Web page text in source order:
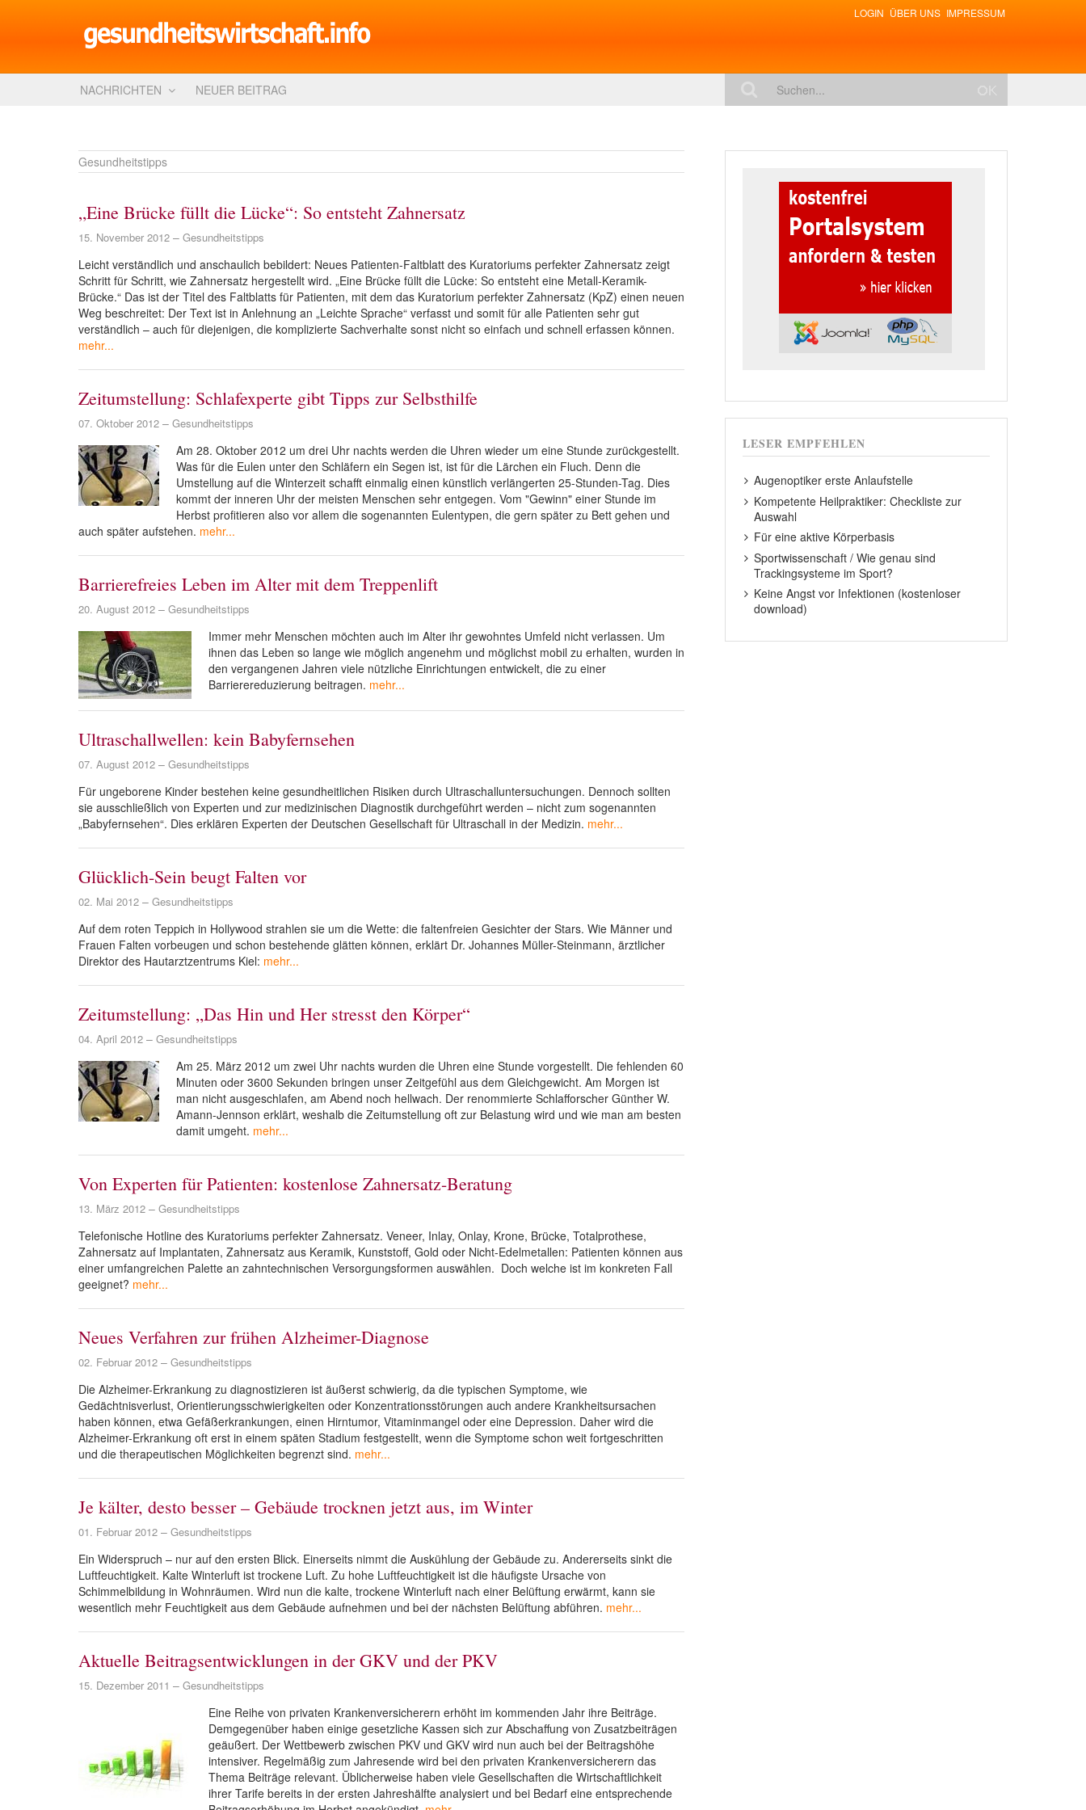
LOGIN ÜBER UNS IMPRESSUM
NACHRICHTEN NEUER BEITRAG
Gesundheitstipps
„Eine Brücke füllt die Lücke“: So entsteht Zahnersatz
15. November 2012 Gesundheitstipps
Leicht verständlich und anschaulich bebildert: Neues Patienten-Faltblatt des Kuratoriums perfekter Zahnersatz zeigt
Schritt für Schritt, wie Zahnersatz hergestellt wird. „Eine Brücke füllt die Lücke: So entsteht eine Metall-Keramik-
Brücke.“ Das ist der Titel des Faltblatts für Patienten, mit dem das Kuratorium perfekter Zahnersatz (KpZ) einen neuen
Weg beschreitet: Der Text ist in Anlehnung an „Leichte Sprache“ verfasst und somit für alle Patienten sehr gut
verständlich – auch für diejenigen, die komplizierte Sachverhalte sonst nicht so einfach und schnell erfassen können.
mehr...
Zeitumstellung: Schlafexperte gibt Tipps zur Selbsthilfe
07. Oktober 2012 Gesundheitstipps
Am 28. Oktober 2012 um drei Uhr nachts werden die Uhren wieder um eine Stunde zurückgestellt.
Was für die Eulen unter den Schläfern ein Segen ist, ist für die Lärchen ein Fluch. Denn die
Umstellung auf die Winterzeit schafft einmalig einen künstlich verlängerten 25-Stunden-Tag. Dies
kommt der inneren Uhr der meisten Menschen sehr entgegen. Vom "Gewinn" einer Stunde im
Herbst profitieren also vor allem die sogenannten Eulentypen, die gern später zu Bett gehen und
auch später aufstehen. mehr...
Barrierefreies Leben im Alter mit dem Treppenlift
20. August 2012 Gesundheitstipps
Immer mehr Menschen möchten auch im Alter ihr gewohntes Umfeld nicht verlassen. Um
ihnen das Leben so lange wie möglich angenehm und möglichst mobil zu erhalten, wurden in
den vergangenen Jahren viele nützliche Einrichtungen entwickelt, die zu einer
Barrierereduzierung beitragen. mehr...
Ultraschallwellen: kein Babyfernsehen
07. August 2012 Gesundheitstipps
Für ungeborene Kinder bestehen keine gesundheitlichen Risiken durch Ultraschalluntersuchungen. Dennoch sollten
sie ausschließlich von Experten und zur medizinischen Diagnostik durchgeführt werden – nicht zum sogenannten
„Babyfernsehen“. Dies erklären Experten der Deutschen Gesellschaft für Ultraschall in der Medizin. mehr...
Glücklich-Sein beugt Falten vor
02. Mai 2012 Gesundheitstipps
Auf dem roten Teppich in Hollywood strahlen sie um die Wette: die faltenfreien Gesichter der Stars. Wie Männer und
Frauen Falten vorbeugen und schon bestehende glätten können, erklärt Dr. Johannes Müller-Steinmann, ärztlicher
Direktor des Hautarztzentrums Kiel: mehr...
Zeitumstellung: „Das Hin und Her stresst den Körper“
04. April 2012 Gesundheitstipps
Am 25. März 2012 um zwei Uhr nachts wurden die Uhren eine Stunde vorgestellt. Die fehlenden 60
Minuten oder 3600 Sekunden bringen unser Zeitgefühl aus dem Gleichgewicht. Am Morgen ist
man nicht ausgeschlafen, am Abend noch hellwach. Der renommierte Schlafforscher Günther W.
Amann-Jennson erklärt, weshalb die Zeitumstellung oft zur Belastung wird und wie man am besten
damit umgeht. mehr...
Von Experten für Patienten: kostenlose Zahnersatz-Beratung
13. März 2012 Gesundheitstipps
Telefonische Hotline des Kuratoriums perfekter Zahnersatz. Veneer, Inlay, Onlay, Krone, Brücke, Totalprothese,
Zahnersatz auf Implantaten, Zahnersatz aus Keramik, Kunststoff, Gold oder Nicht-Edelmetallen: Patienten können aus
einer umfangreichen Palette an zahntechnischen Versorgungsformen auswählen. Doch welche ist im konkreten Fall
geeignet? mehr...
Neues Verfahren zur frühen Alzheimer-Diagnose
02. Februar 2012 Gesundheitstipps
Die Alzheimer-Erkrankung zu diagnostizieren ist äußerst schwierig, da die typischen Symptome, wie
Gedächtnisverlust, Orientierungsschwierigkeiten oder Konzentrationsstörungen auch andere Krankheitsursachen
haben können, etwa Gefäßerkrankungen, einen Hirntumor, Vitaminmangel oder eine Depression. Daher wird die
Alzheimer-Erkrankung oft erst in einem späten Stadium festgestellt, wenn die Symptome schon weit fortgeschritten
und die therapeutischen Möglichkeiten begrenzt sind. mehr...
Je kälter, desto besser – Gebäude trocknen jetzt aus, im Winter
01. Februar 2012 Gesundheitstipps
Ein Widerspruch – nur auf den ersten Blick. Einerseits nimmt die Auskühlung der Gebäude zu. Andererseits sinkt die
Luftfeuchtigkeit. Kalte Winterluft ist trockene Luft. Zu hohe Luftfeuchtigkeit ist die häufigste Ursache von
Schimmelbildung in Wohnräumen. Wird nun die kalte, trockene Winterluft nach einer Belüftung erwärmt, kann sie
wesentlich mehr Feuchtigkeit aus dem Gebäude aufnehmen und bei der nächsten Belüftung abführen. mehr...
Aktuelle Beitragsentwicklungen in der GKV und der PKV
15. Dezember 2011 Gesundheitstipps
Eine Reihe von privaten Krankenversicherern erhöht im kommenden Jahr ihre Beiträge.
Demgegenüber haben einige gesetzliche Kassen sich zur Abschaffung von Zusatzbeiträgen
geäußert. Der Wettbewerb zwischen PKV und GKV wird nun auch bei der Beitragshöhe
intensiver. Regelmäßig zum Jahresende wird bei den privaten Krankenversicherern das
Thema Beiträge relevant. Üblicherweise haben viele Gesellschaften die Wirtschaftlichkeit
ihrer Tarife bereits in der ersten Jahreshälfte analysiert und bei Bedarf eine entsprechende
LESER EMPFEHLEN
Augenoptiker erste Anlaufstelle
Kompetente Heilpraktiker: Checkliste zur
Auswahl
Für eine aktive Körperbasis
Sportwissenschaft / Wie genau sind
Trackingsysteme im Sport?
Keine Angst vor Infektionen (kostenloser
download)